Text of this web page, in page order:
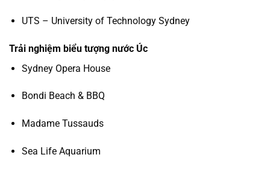
UTS – University of Technology Sydney
Trải nghiệm biểu tượng nước Úc
Sydney Opera House
Bondi Beach & BBQ
Madame Tussauds
Sea Life Aquarium